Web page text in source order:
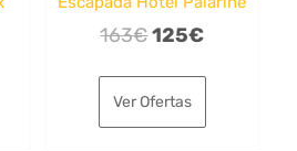
163€El
original
era:
125€El
es:
Ver Ofertas